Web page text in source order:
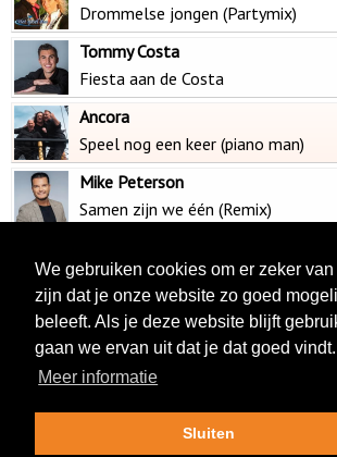
Drommelse jongen (Partymix)
Tommy Costa
Fiesta aan de Costa
Ancora
Speel nog een keer (piano man)
Mike Peterson
Samen zijn we één (Remix)
Jij krijgt die lach niet van mijn
Ruud Zeumers
Grootste ster
Rutger van Barneveld
We gebruiken cookies om er zeker van
zijn dat je onze website zo goed
beleeft. Als je deze website blijft
gaan we ervan uit dat je dat goed vindt.
Meer informatie
Sluiten